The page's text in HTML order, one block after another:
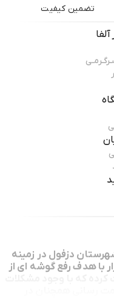
تضمین کیفیت
آلفــا از سال 1381 در شهرستان دزفول در زمینه
با هدف رفع گوشه ای از
که با وجود مشکلات
رسانی همچنان در